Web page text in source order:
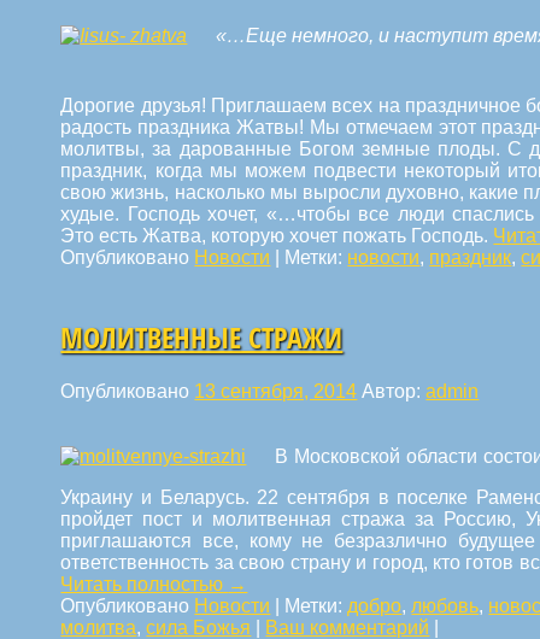
«…Еще немного, и наступит
Дорогие друзья! Приглашаем всех на праздничное
радость праздника Жатвы! Мы отмечаем этот
молитвы, за дарованные Богом земные плоды. С
праздник, когда мы можем подвести некоторый
свою жизнь, насколько мы выросли духовно, какие
худые. Господь хочет, «…чтобы все люди
Это есть Жатва, которую хочет пожать Господь.
Опубликовано Новости Метки: новости, праздник,
МОЛИТВЕННЫЕ СТРАЖИ
Опубликовано 13 сентября, 2014 Автор:admin
В Московской области
Украину и Беларусь. 22 сентября в поселке
пройдет пост и молитвенная стража за Россию,
приглашаются все, кому не безразлично будущее
ответственность за свою страну и город, кто готов
Читать полностью →
Опубликовано Новости Метки: добро, любовь,
молитва,сила Божья Ваш комментарий